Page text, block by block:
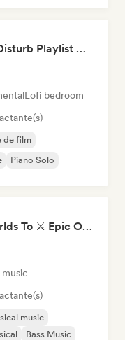
The Ultimate Do Not Disturb Playlist 🔕 Neo-Classical & Ambient Piano
Lofi bedroom
de film
Piano Solo
Music to Conquer Worlds To ⚔️ Epic Orchestral, Cinematic & Trailer Music
music
music
Bass Music